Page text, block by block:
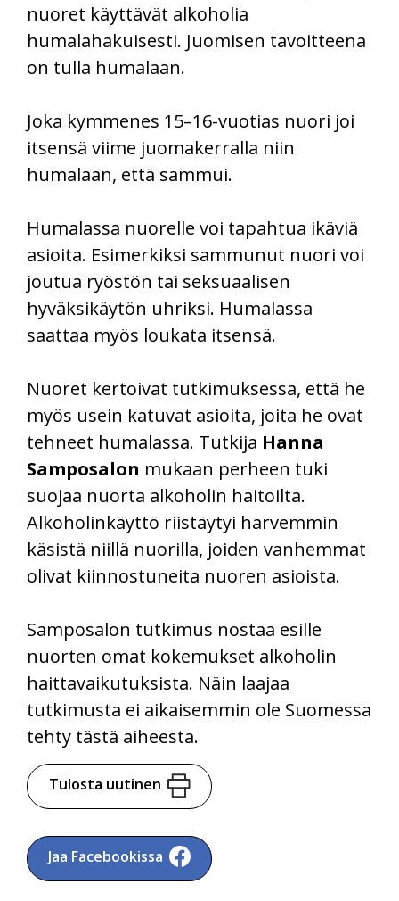
nuoret käyttävät alkoholia
humalahakuisesti. Juomisen tavoitteena
on tulla humalaan.
Joka kymmenes 15–16-vuotias nuori joi
itsensä viime juomakerralla niin
humalaan, että sammui.
Humalassa nuorelle voi tapahtua ikäviä
asioita. Esimerkiksi sammunut nuori voi
joutua ryöstön tai seksuaalisen
hyväksikäytön uhriksi. Humalassa
saattaa myös loukata itsensä.
Nuoret kertoivat tutkimuksessa, että he
myös usein katuvat asioita, joita he ovat
tehneet humalassa. Tutkija Hanna
Samposalon mukaan perheen tuki
suojaa nuorta alkoholin haitoilta.
Alkoholinkäyttö riistäytyi harvemmin
käsistä niillä nuorilla, joiden vanhemmat
olivat kiinnostuneita nuoren asioista.
Samposalon tutkimus nostaa esille
nuorten omat kokemukset alkoholin
haittavaikutuksista. Näin laajaa
tutkimusta ei aikaisemmin ole Suomessa
tehty tästä aiheesta.
Tulosta uutinen
Jaa Facebookissa